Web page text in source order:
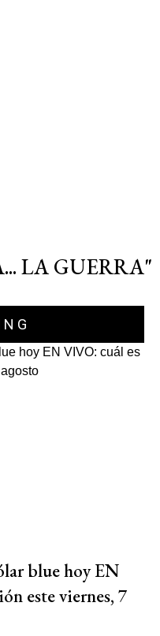
LA GUERRA"
blue hoy EN
este viernes, 7